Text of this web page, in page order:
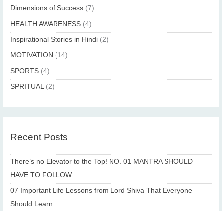
Dimensions of Success (7)
HEALTH AWARENESS (4)
Inspirational Stories in Hindi (2)
MOTIVATION (14)
SPORTS (4)
SPRITUAL(2)
Recent Posts
There’s no Elevator to the Top! NO. 01 MANTRA SHOULD
HAVE TO FOLLOW
07 Important Life Lessons from Lord Shiva That Everyone
Should Learn